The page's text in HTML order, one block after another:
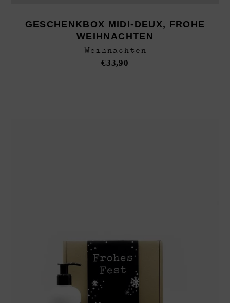
GESCHENKBOX MIDI-DEUX, FROHE
WEIHNACHTEN
Weihnachten
€33,90